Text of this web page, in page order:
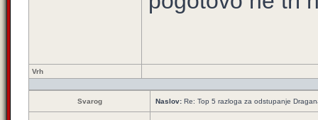
Vrh
Svarog Naslov: Re: Top 5 razloga za odstupanje